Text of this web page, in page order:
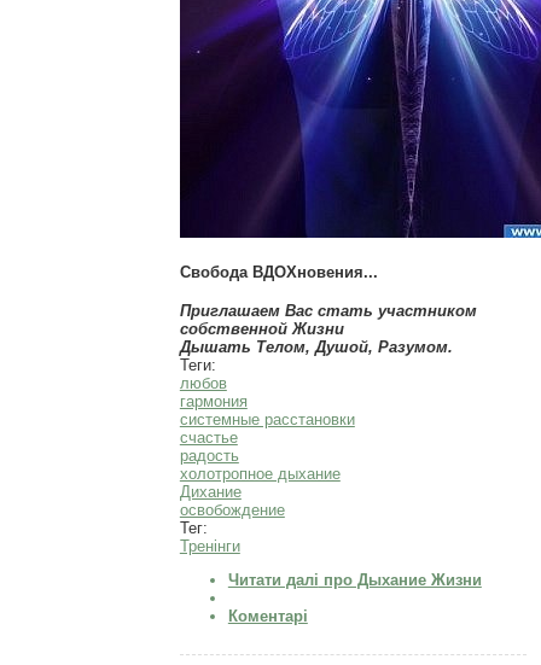
Свобода ВДОХновения...
Приглашаем Вас стать участником
собственной Жизни
Дышать Телом, Душой, Разумом.
Теги:
любов
гармония
системные расстановки
счастье
радость
холотропное дыхание
Дихание
освобождение
Тег:
Тренінги
Читати далі про Дыхание Жизни
Коментарі